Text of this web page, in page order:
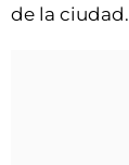
de la ciudad.